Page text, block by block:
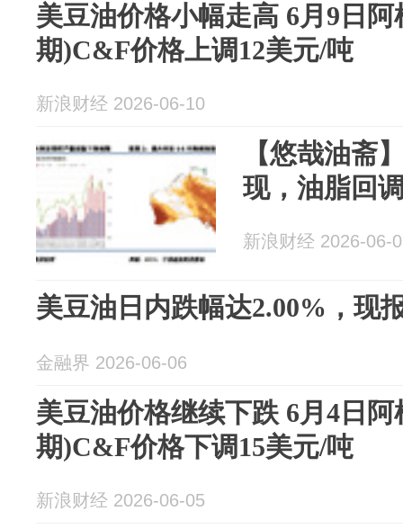
美豆油价格小幅走高 6月9日
期)C&F价格上调12美元/吨
新浪财经 2026-06-10
【悠哉油斋
现，油脂回
新浪财经 2026-06-
美豆油日内跌幅达2.00%，现
金融界 2026-06-06
美豆油价格继续下跌 6月4日
期)C&F价格下调15美元/吨
新浪财经 2026-06-05